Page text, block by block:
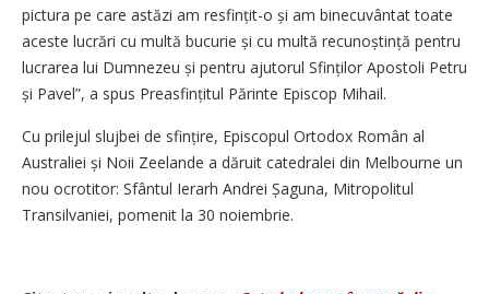
pictura pe care astăzi am resfin­țit-o și am binecuvântat toate
aceste lucrări cu multă bucurie și cu multă recunoștință pentru
lucrarea lui Dumnezeu și pentru ajutorul Sfinților Apostoli Petru
și Pavel”, a spus Preasfințitul Părinte Episcop Mihail.
Cu prilejul slujbei de sfințire, Episcopul Ortodox Român al
Australiei și Noii Zeelande a dăruit catedralei din Melbourne un
nou ocrotitor: Sfântul Ierarh Andrei Șaguna, Mitropolitul
Transilvaniei, pomenit la 30 noiembrie.